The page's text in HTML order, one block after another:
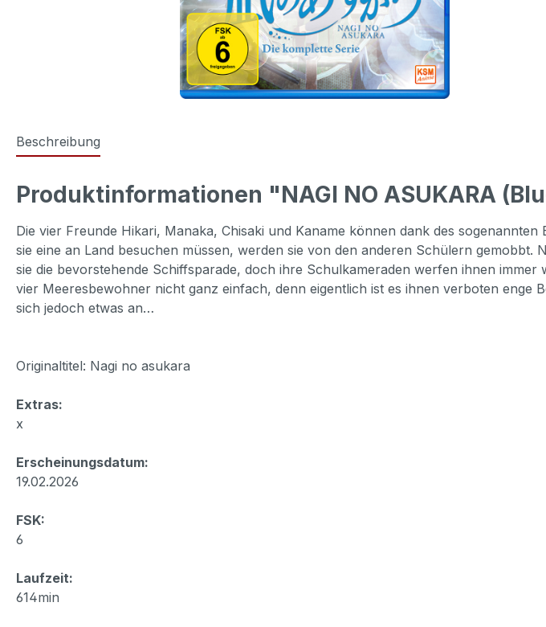
Beschreibung
Produktinformationen "NAGI NO ASUKARA
Die vier Freunde Hikari, Manaka, Chisaki und Kaname können dank des
sie eine an Land besuchen müssen, werden sie von den anderen Schülern
sie die bevorstehende Schiffsparade, doch ihre Schulkameraden werfen ihnen
vier Meeresbewohner nicht ganz einfach, denn eigentlich ist es ihnen verboten
sich jedoch etwas an…
Originaltitel: Nagi no asukara
Extras:
x
Erscheinungsdatum:
19.02.2026
FSK:
6
Laufzeit:
614min